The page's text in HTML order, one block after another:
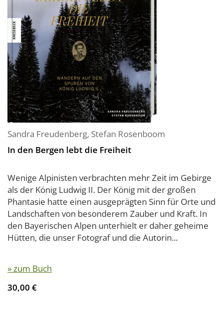
Sandra Freudenberg, Stefan Rosenboom
In den Bergen lebt die Freiheit
Wenige Alpinisten verbrachten mehr Zeit im Gebirge
als der König Ludwig II. Der König mit der großen
Phantasie hatte einen ausgeprägten Sinn für Orte und
Landschaften von besonderem Zauber und Kraft. In
den Bayerischen Alpen unterhielt er daher geheime
Hütten, die unser Fotograf und die Autorin...
» zum Buch
30,00 €